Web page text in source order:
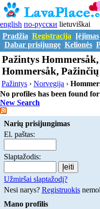
english по-русски lietuviškai
Pradžia Registracija Įėjimas
Dabar prisijungę Kelionės
Pažintys
Hommersåk,
Pažintys ›Norvegija ›
No profiles has been found
New Search
Narių prisijungimas
El. paštas:
Slaptažodis:
Užmiršai slaptažodį?
Nesi narys? Registruokis
Mano profilis